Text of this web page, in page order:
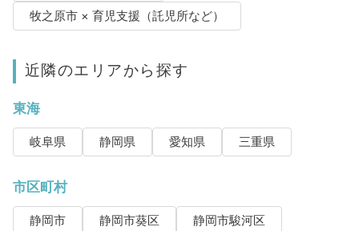
牧之原市 × 育児支援（託児所など）
近隣のエリアから探す
東海
岐阜県 静岡県 愛知県 三重県
市区町村
静岡市 静岡市葵区
静岡市駿河区